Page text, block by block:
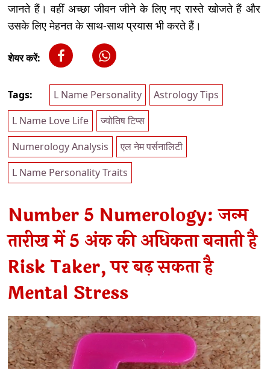
जानते हैं। वहीं अच्छा जीवन जीने के लिए नए रास्ते खोजते हैं और
उसके लिए मेहनत के साथ-साथ प्रयास भी करते हैं।
शेयर करें:
Tags: L Name Personality
Astrology Tips
L Name Love Life
ज्योतिष टिप्स
Numerology Analysis
एल नेम पर्सनालिटी
L Name Personality Traits
Number 5 Numerology: जन्म
तारीख में 5 अंक की अधिकता बनाती है
Risk Taker, पर बढ़ सकता है
Mental Stress